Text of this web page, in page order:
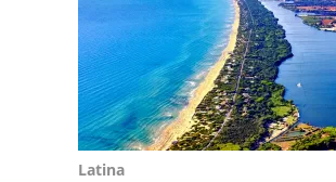
Latina